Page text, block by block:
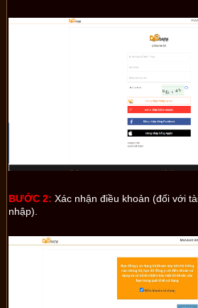
BƯỚC 2: Xác nhận điều khoản (đối với
nhập).